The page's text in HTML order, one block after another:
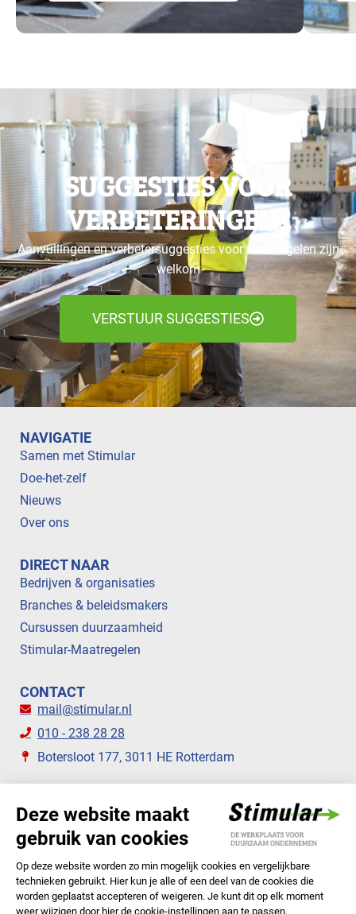
SUGGESTIES VOOR
VERBETERINGEN?
Aanvullingen en verbetersuggesties voor maatregelen zijn
welkom
VERSTUUR SUGGESTIES
NAVIGATIE
Samen met Stimular
Doe-het-zelf
Nieuws
Over ons
DIRECT NAAR
Bedrijven & organisaties
Branches & beleidsmakers
Cursussen duurzaamheid
Stimular-Maatregelen
CONTACT
mail@stimular.nl
010 - 238 28 28
Botersloot 177, 3011 HE Rotterdam
STIMULAR NIEUWSBRIEVEN
ABONNEER NU